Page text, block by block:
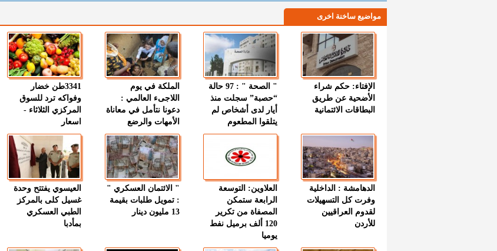
مواضيع ساخنة اخرى
الإفتاء: حكم شراء
الأضحية عن طريق
البطاقات الائتمانية
" الصحة " : 97 حالة
“حصبة” سجلت منذ
أيار لدى أشخاص لم
يتلقوا المطعوم
الملكة في يوم
اللاجىء العالمي :
دعونا نتأمل في معاناة
الأمهات والرضع
3341طن خضار
وفواكه ترد للسوق
المركزي الثلاثاء -
اسعار
الدهامشة : الداخلية
وفرت كل التسهيلات
لقدوم العراقيين
للأردن
العلاوين: التوسعة
الرابعة ستمكن
المصفاة من تكرير
120 ألف برميل نفط
يوميا
" الائتمان العسكري "
: تمويل طلبات بقيمة
13 مليون دينار
العيسوي يفتتح وحدة
غسيل كلى بالمركز
الطبي العسكري
بمأدبا